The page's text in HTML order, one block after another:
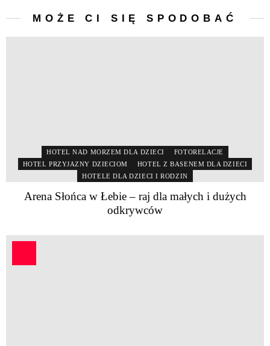
MOŻE CI SIĘ SPODOBAĆ
HOTEL NAD MORZEM DLA DZIECI
FOTORELACJE
HOTEL PRZYJAZNY DZIECIOM
HOTEL Z BASENEM DLA DZIECI
HOTELE DLA DZIECI I RODZIN
Arena Słońca w Łebie – raj dla małych i dużych
odkrywców